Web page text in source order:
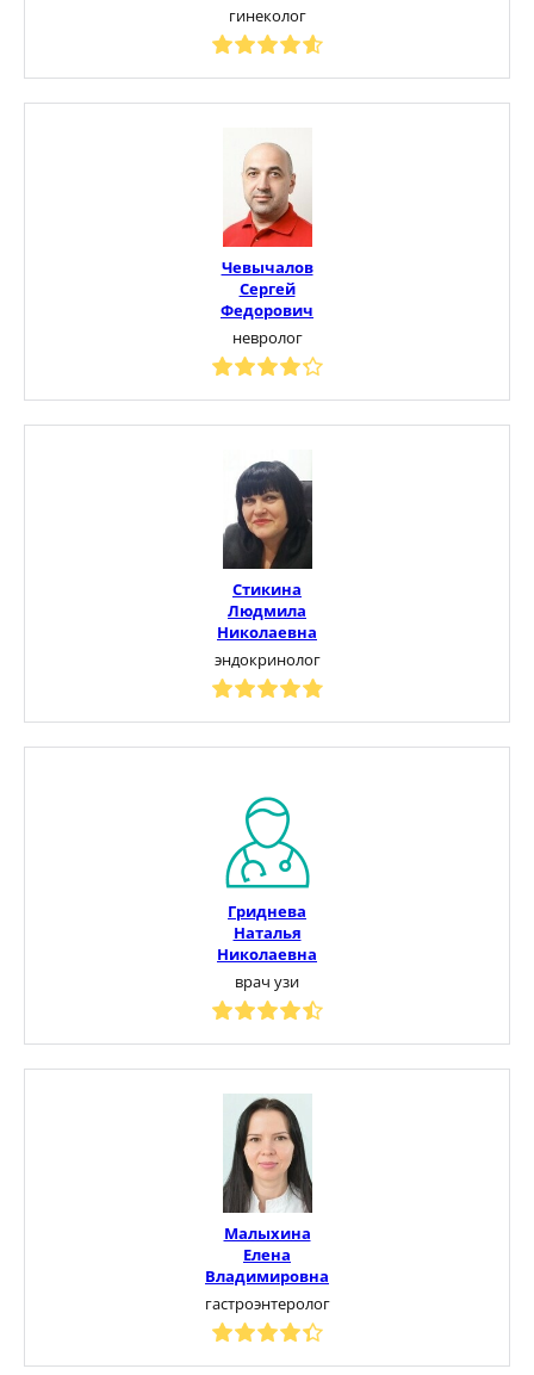
гинеколог
Чевычалов
Сергей
Федорович
невролог
Стикина
Людмила
Николаевна
эндокринолог
Гриднева
Наталья
Николаевна
врач узи
Малыхина
Елена
Владимировна
гастроэнтеролог